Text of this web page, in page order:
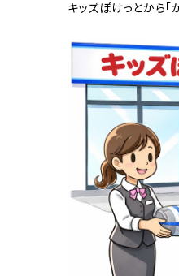
キッズぽけっとから「